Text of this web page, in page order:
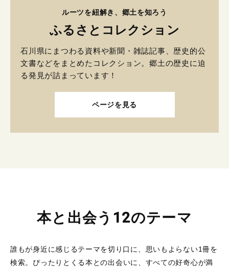
ルーツを紐解き、郷土を知ろう
ふるさとコレクション
石川県にまつわる資料や新聞・雑誌記事、歴史的公
文書などをまとめたコレクション。郷土の歴史に迫
る発見が詰まっています！
ページを見る
本と出会う12のテーマ
誰もが身近に感じるテーマを切り口に、思いもよらない1冊を
検索。 ぴったりとくる本との出会いに、すべての好奇心が満